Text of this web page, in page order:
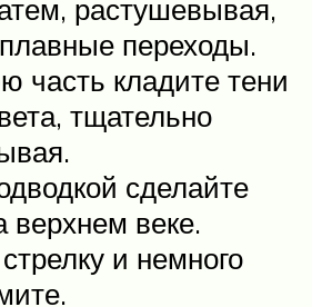
растушевывая,
переходы.
часть кладите тени
тщательно
сделайте
верхнем веке.
и немного